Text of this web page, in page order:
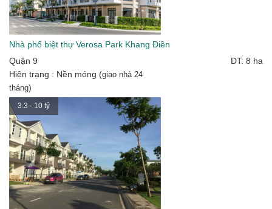
Nhà phố biệt thự Verosa Park Khang Điền
Quận 9
DT: 8 ha
Hiện trạng : Nền móng (giao nhà 24
tháng)
3.3 - 10 tỷ